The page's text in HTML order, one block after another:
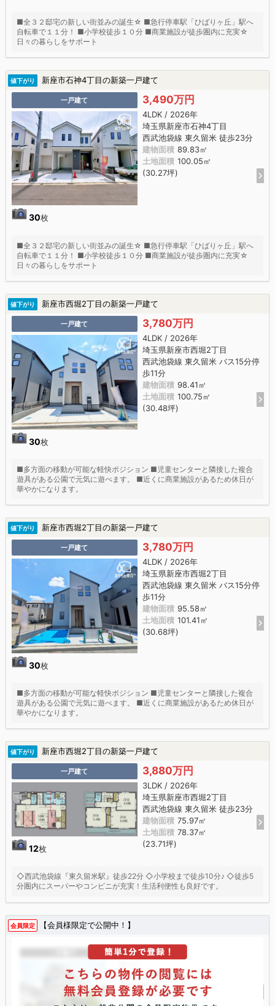
■全３２邸宅の新しい街並みの誕生☆ ■急行停車駅「ひばりヶ丘」駅へ
自転車で１１分！ ■小学校徒歩１０分 ■商業施設が徒歩圏内に充実☆
日々の暮らしをサポート
値下がり 新座市石神4丁目の新築一戸建て
一戸建て
30枚
3,490万円
4LDK / 2026年
埼玉県新座市石神4丁目
西武池袋線 東久留米 徒歩23分
建物面積 89.83㎡
土地面積 100.05㎡
(30.27坪)
■全３２邸宅の新しい街並みの誕生☆ ■急行停車駅「ひばりヶ丘」駅へ
自転車で１１分！ ■小学校徒歩１０分 ■商業施設が徒歩圏内に充実☆
日々の暮らしをサポート
値下がり 新座市西堀2丁目の新築一戸建て
一戸建て
30枚
3,780万円
4LDK / 2026年
埼玉県新座市西堀2丁目
西武池袋線 東久留米 バス15分停
歩11分
建物面積 98.41㎡
土地面積 100.75㎡
(30.48坪)
■多方面の移動が可能な軽快ポジション ■児童センターと隣接した複合
遊具がある公園で元気に遊べます。 ■近くに商業施設があるため休日が
華やかになります。
値下がり 新座市西堀2丁目の新築一戸建て
一戸建て
30枚
3,780万円
4LDK / 2026年
埼玉県新座市西堀2丁目
西武池袋線 東久留米 バス15分停
歩11分
建物面積 95.58㎡
土地面積 101.41㎡
(30.68坪)
■多方面の移動が可能な軽快ポジション ■児童センターと隣接した複合
遊具がある公園で元気に遊べます。 ■近くに商業施設があるため休日が
華やかになります。
値下がり 新座市西堀2丁目の新築一戸建て
一戸建て
12枚
3,880万円
3LDK / 2026年
埼玉県新座市西堀2丁目
西武池袋線 東久留米 徒歩23分
建物面積 75.97㎡
土地面積 78.37㎡
(23.71坪)
◇西武池袋線『東久留米駅』徒歩22分 ◇小学校まで徒歩10分♪ ◇徒歩5
分圏内にスーパーやコンビニが充実！生活利便性も良好です。
会員限定 【会員様限定で公開中！】